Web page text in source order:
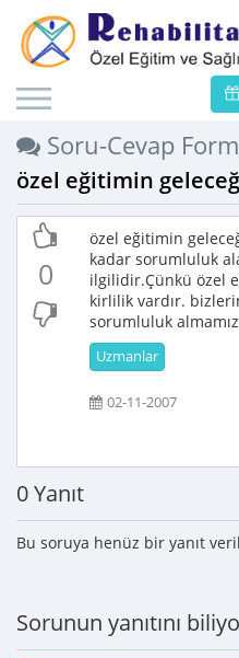
Soru-Cevap
özel eğitimin
0
özel eğitimin
kadar sorumluluk
ilgilidir.Çünkü özel
kirlilik vardır.
sorumluluk
Uzmanlar
02-11-2007
0 Yanıt
Bu soruya henüz bir yanıt
Sorunun yanıtını